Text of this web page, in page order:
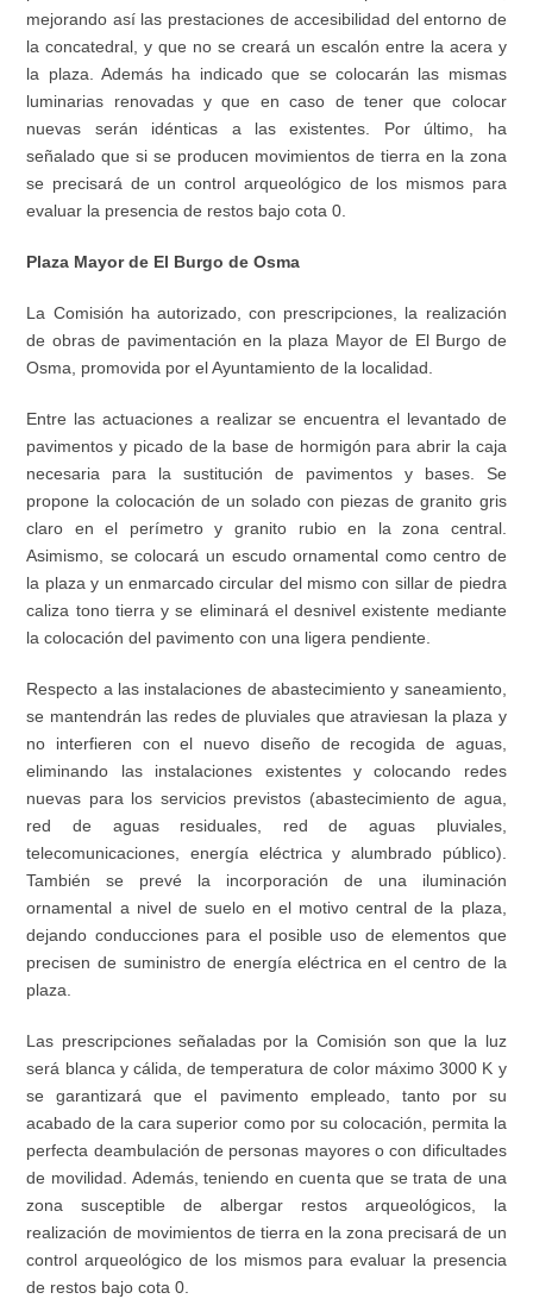
mejorando así las prestaciones de accesibilidad del entorno de
la concatedral, y que no se creará un escalón entre la acera y
la plaza. Además ha indicado que se colocarán las mismas
luminarias renovadas y que en caso de tener que colocar
nuevas serán idénticas a las existentes. Por último, ha
señalado que si se producen movimientos de tierra en la zona
se precisará de un control arqueológico de los mismos para
evaluar la presencia de restos bajo cota 0.
Plaza Mayor de El Burgo de Osma
La Comisión ha autorizado, con prescripciones, la realización
de obras de pavimentación en la plaza Mayor de El Burgo de
Osma, promovida por el Ayuntamiento de la localidad.
Entre las actuaciones a realizar se encuentra el levantado de
pavimentos y picado de la base de hormigón para abrir la caja
necesaria para la sustitución de pavimentos y bases. Se
propone la colocación de un solado con piezas de granito gris
claro en el perímetro y granito rubio en la zona central.
Asimismo, se colocará un escudo ornamental como centro de
la plaza y un enmarcado circular del mismo con sillar de piedra
caliza tono tierra y se eliminará el desnivel existente mediante
la colocación del pavimento con una ligera pendiente.
Respecto a las instalaciones de abastecimiento y saneamiento,
se mantendrán las redes de pluviales que atraviesan la plaza y
no interfieren con el nuevo diseño de recogida de aguas,
eliminando las instalaciones existentes y colocando redes
nuevas para los servicios previstos (abastecimiento de agua,
red de aguas residuales, red de aguas pluviales,
telecomunicaciones, energía eléctrica y alumbrado público).
También se prevé la incorporación de una iluminación
ornamental a nivel de suelo en el motivo central de la plaza,
dejando conducciones para el posible uso de elementos que
precisen de suministro de energía eléctrica en el centro de la
plaza.
Las prescripciones señaladas por la Comisión son que la luz
será blanca y cálida, de temperatura de color máximo 3000 K y
se garantizará que el pavimento empleado, tanto por su
acabado de la cara superior como por su colocación, permita la
perfecta deambulación de personas mayores o con dificultades
de movilidad. Además, teniendo en cuenta que se trata de una
zona susceptible de albergar restos arqueológicos, la
realización de movimientos de tierra en la zona precisará de un
control arqueológico de los mismos para evaluar la presencia
de restos bajo cota 0.